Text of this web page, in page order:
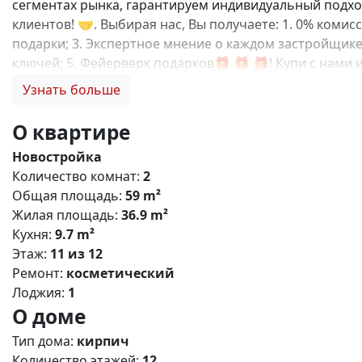
сегментах рынка, гарантируем индивидуальный
клиентов! 🤝. Выбирая нас, Вы получаете: 1. 0%
подарки; 3. Экспертное мнение о каждом
ключей; 5. Фейерверк подарков🎁 🎁 🎁! Купи с нами
от центра Симферополя, в котором хочется
для отдыха и пикников. Преимущества: 🏋️
(салоны, магазины, кафе); 🚗 Безопасный двор без
выбор планировок в домах комфорт класса;
инфраструктура: 🍼 Новый детский сад внутри
Супермаркет, магазины; 💊 Аптеки; 🛣️ До центра
,базовая,IT- ипотека; Материнский капитал;
Узнать больше
О квартире
Новостройка
Количество комнат: 2
Общая площадь: 59 m²
Жилая площадь: 36.9 m²
Кухня: 9.7 m²
Этаж: 11 из 12
Ремонт: косметический
Лоджия: 1
О доме
Тип дома: кирпич